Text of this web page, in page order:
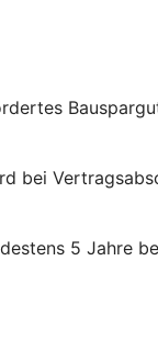
bei
5 Jahre